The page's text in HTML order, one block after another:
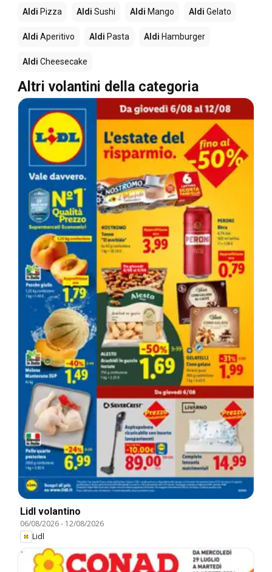
Aldi Pizza Aldi Sushi Aldi Mango Aldi Gelato
Aldi Aperitivo Aldi Pasta Aldi Hamburger
Aldi Cheesecake
Altri volantini della categoria
Lidl volantino
06/08/2026- 12/08/2026
Lidl